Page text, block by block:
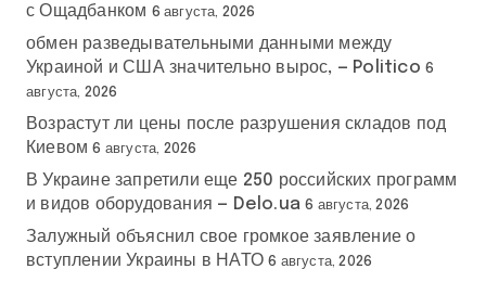
с Ощадбанком 6 августа, 2026
обмен разведывательными данными между
Украиной и США значительно вырос, — Politico 6
августа, 2026
Возрастут ли цены после разрушения складов под
Киевом 6 августа, 2026
В Украине запретили еще 250 российских программ
и видов оборудования — Delo.ua 6 августа, 2026
Залужный объяснил свое громкое заявление о
вступлении Украины в НАТО 6 августа, 2026